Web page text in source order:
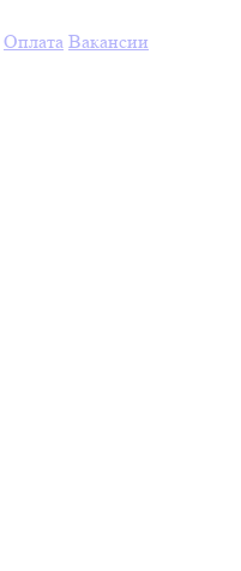
Оплата Вакансии